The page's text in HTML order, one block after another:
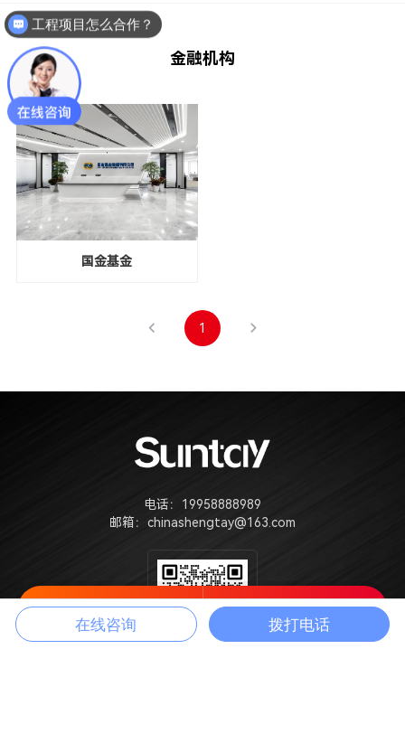
金融机构
国金基金
1
电话： 19958888989
邮箱： chinashengtay@163.com
拨打电话 复制微信
工程项目怎么合作？
在线咨询 拨打电话